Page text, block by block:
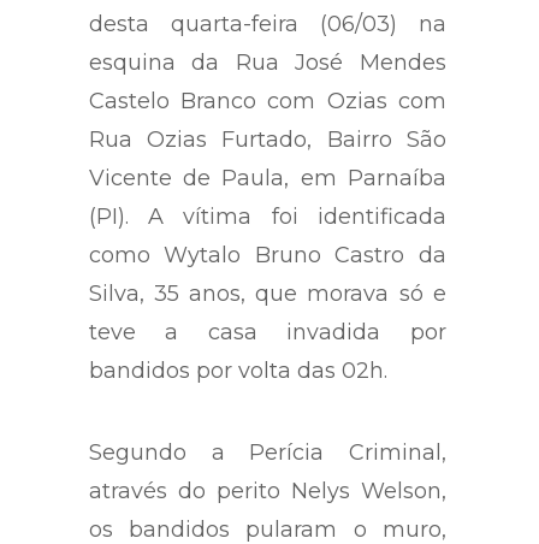
desta quarta-feira (06/03) na
esquina da Rua José Mendes
Castelo Branco com Ozias com
Rua Ozias Furtado, Bairro São
Vicente de Paula, em Parnaíba
(PI). A vítima foi identificada
como Wytalo Bruno Castro da
Silva, 35 anos, que morava só e
teve a casa invadida por
bandidos por volta das 02h.
Segundo a Perícia Criminal,
através do perito Nelys Welson,
os bandidos pularam o muro,